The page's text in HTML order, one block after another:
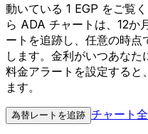
動いている 1 EGP をご覧
ら ADA チャートは、12か
ートを追跡し、任意の時
します。金利がいつあな
料金アラートを設定すると
ます。
為替レートを追跡 チャート